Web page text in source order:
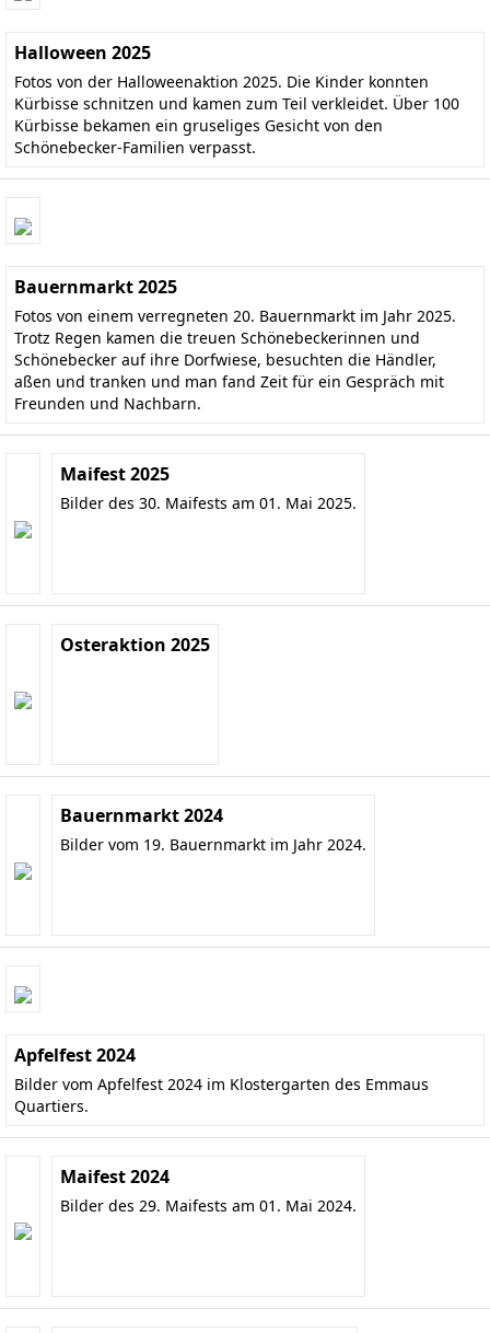
Halloween 2025
Fotos von der Halloweenaktion 2025. Die Kinder konnten
Kürbisse schnitzen und kamen zum Teil verkleidet. Über 100
Kürbisse bekamen ein gruseliges Gesicht von den
Schönebecker-Familien verpasst.
Bauernmarkt 2025
Fotos von einem verregneten 20. Bauernmarkt im Jahr 2025.
Trotz Regen kamen die treuen Schönebeckerinnen und
Schönebecker auf ihre Dorfwiese, besuchten die Händler,
aßen und tranken und man fand Zeit für ein Gespräch mit
Freunden und Nachbarn.
Maifest 2025
Bilder des 30. Maifests am 01. Mai 2025.
Osteraktion 2025
Bauernmarkt 2024
Bilder vom 19. Bauernmarkt im Jahr 2024.
Apfelfest 2024
Bilder vom Apfelfest 2024 im Klostergarten des Emmaus
Quartiers.
Maifest 2024
Bilder des 29. Maifests am 01. Mai 2024.